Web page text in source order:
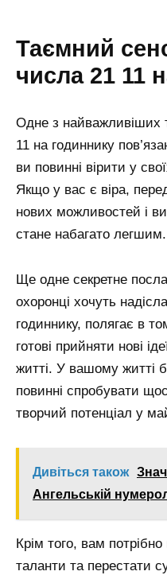
Таємний
числа 21 11
Одне з найважливіших
11 на годиннику
ви повинні вірити у
Якщо у вас є віра,
нових можливостей і
стане набагато легшим.
Ще одне секретне
охоронці хочуть
годиннику, полягає в
готові прийняти нові
житті. У вашому житті
повинні спробувати
творчий потенціал у
Дивіться також
Ангельській
Крім того, вам
таланти та перестати